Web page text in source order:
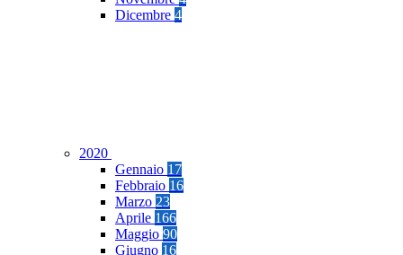
Dicembre 4
2020
Gennaio 17
Febbraio 16
Marzo 23
Aprile 166
Maggio 90
Giugno 16